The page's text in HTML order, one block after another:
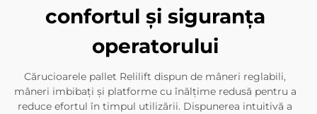
confortul și siguranța
operatorului
Cărucioarele pallet Relilift dispun de mâneri reglabili,
mâneri imbibați și platforme cu înălțime redusă pentru a
reduce efortul în timpul utilizării. Dispunerea intuitivă a